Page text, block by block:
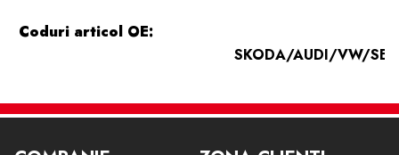
Coduri articol OE:
SKODA/AUDI/VW/
MOOG
VAICO
K150187
V10-6223
7364
FEBI BILSTEIN
JP GROUP